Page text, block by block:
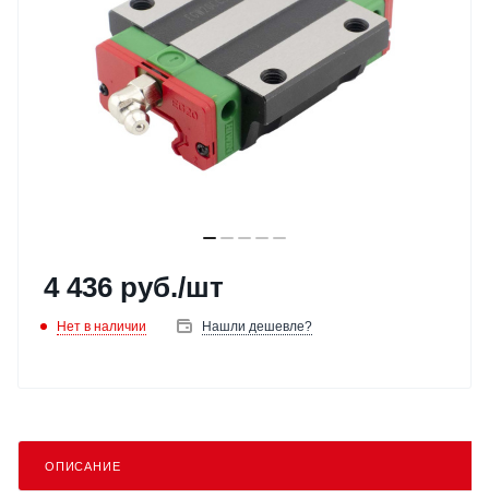
4 436 руб./шт
Нет в наличии Нашли дешевле?
ОПИСАНИЕ